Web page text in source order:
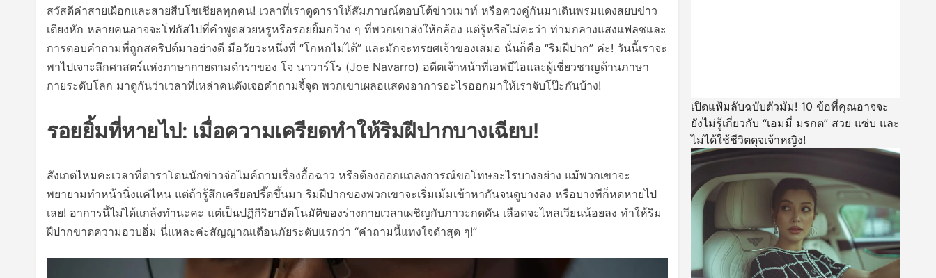
สวัสดีค่าสายเผือกและสายสืบโซเชียลทุกคน! เวลาที่เราดูดาราให้สัมภาษณ์ตอบโต้ข่าวเมาท์ หรือควงคู่กันมาเดินพรมแดงสยบข่าว
เตียงหัก หลายคนอาจจะโฟกัสไปที่คำพูดสวยหรูหรือรอยยิ้มกว้าง ๆ ที่พวกเขาส่งให้กล้อง แต่รู้หรือไม่คะว่า ท่ามกลางแสงแฟลชและ
การตอบคำถามที่ถูกสคริปต์มาอย่างดี มีอวัยวะหนึ่งที่ “โกหกไม่ได้” และมักจะทรยศเจ้าของเสมอ นั่นก็คือ “ริมฝีปาก” ค่ะ! วันนี้เราจะ
พาไปเจาะลึกศาสตร์แห่งภาษากายตามตำราของ โจ นาวาร์โร (Joe Navarro) อดีตเจ้าหน้าที่เอฟบีไอและผู้เชี่ยวชาญด้านภาษา
กายระดับโลก มาดูกันว่าเวลาที่เหล่าคนดังเจอคำถามจี้จุด พวกเขาเผลอแสดงอาการอะไรออกมาให้เราจับโป๊ะกันบ้าง!
รอยยิ้มที่หายไป: เมื่อความเครียดทำให้ริมฝีปากบางเฉียบ!
สังเกตไหมคะเวลาที่ดาราโดนนักข่าวจ่อไมค์ถามเรื่องอื้อฉาว หรือต้องออกแถลงการณ์ขอโทษอะไรบางอย่าง แม้พวกเขาจะ
พยายามทำหน้านิ่งแค่ไหน แต่ถ้ารู้สึกเครียดปรี๊ดขึ้นมา ริมฝีปากของพวกเขาจะเริ่มเม้มเข้าหากันจนดูบางลง หรือบางทีก็หดหายไป
เลย! อาการนี้ไม่ได้แกล้งทำนะคะ แต่เป็นปฏิกิริยาอัตโนมัติของร่างกายเวลาเผชิญกับภาวะกดดัน เลือดจะไหลเวียนน้อยลง ทำให้ริม
ฝีปากขาดความอวบอิ่ม นี่แหละค่ะสัญญาณเตือนภัยระดับแรกว่า “คำถามนี้แทงใจดำสุด ๆ!”
เปิดแฟ้มลับฉบับตัวมัม! 10 ข้อที่คุณอาจจะ
ยังไม่รู้เกี่ยวกับ “เอมมี่ มรกต” สวย แซ่บ และ
ไม่ได้ใช้ชีวิตดุจเจ้าหญิง!